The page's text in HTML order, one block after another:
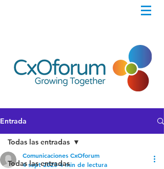
Entrada
Todas las entradas
Todas las entradas
Comunicaciones CxOforum
4 sept 2023 4 min de lectura